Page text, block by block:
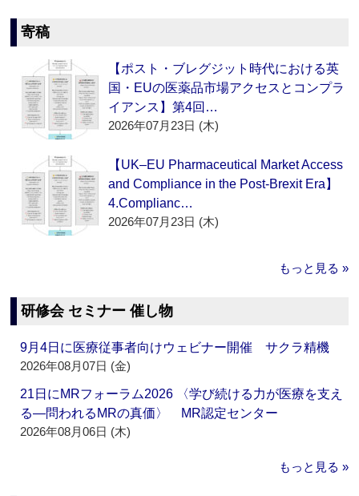
寄稿
【ポスト・ブレグジット時代における英
国・EUの医薬品市場アクセスとコンプラ
イアンス】第4回…
2026年07月23日 (木)
【UK–EU Pharmaceutical Market Access
and Compliance in the Post-Brexit Era】
4.Complianc…
2026年07月23日 (木)
もっと見る »
研修会 セミナー 催し物
9月4日に医療従事者向けウェビナー開催 サクラ精機
2026年08月07日 (金)
21日にMRフォーラム2026 〈学び続ける力が医療を支え
る―問われるMRの真価〉 MR認定センター
2026年08月06日 (木)
もっと見る »